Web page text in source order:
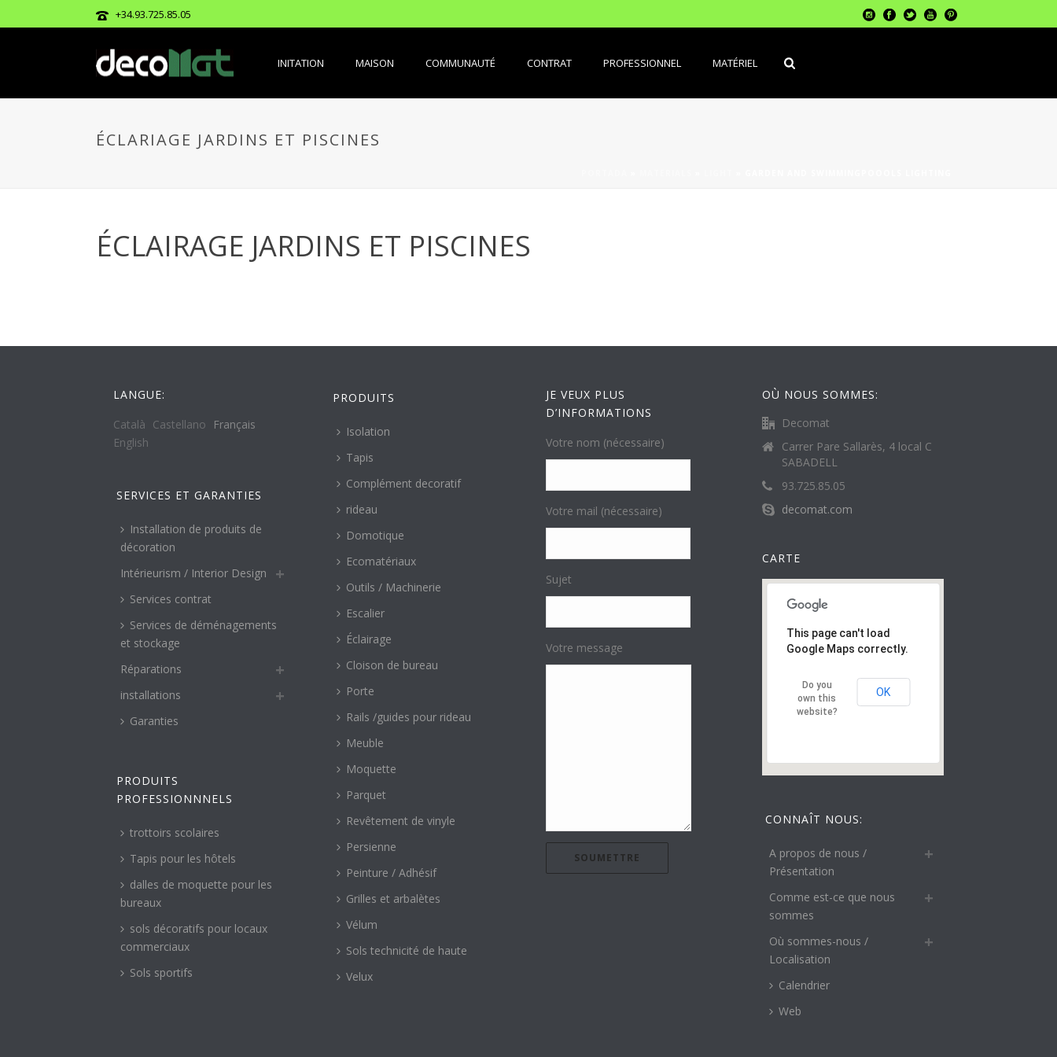
+34.93.725.85.05
INITATION MAISON COMMUNAUTÉ CONTRAT PROFESSIONNEL MATÉRIEL
ÉCLARIAGE JARDINS ET PISCINES
ÉCLAIRAGE JARDINS ET PISCINES
LANGUE:
Català Castellano
Français
English
SERVICES ET GARANTIES
Installation de produits de
décoration
Intérieurism / Interior Design
Services contrat
Services de déménagements
et stockage
Réparations
installations
Garanties
PRODUITS
PROFESSIONNNELS
trottoirs scolaires
Tapis pour les hôtels
dalles de moquette pour les
bureaux
sols décoratifs pour locaux
commerciaux
Sols sportifs
PRODUITS
Isolation
Tapis
Complément decoratif
rideau
Domotique
Ecomatériaux
Outils / Machinerie
Escalier
Éclairage
Cloison de bureau
Porte
Rails /guides pour rideau
Meuble
Moquette
Parquet
Revêtement de vinyle
Persienne
Peinture / Adhésif
Grilles et arbalètes
Vélum
Sols technicité de haute
Velux
JE VEUX PLUS
D’INFORMATIONS
Votre nom (nécessaire)
Votre mail (nécessaire)
Sujet
Votre message
OÙ NOUS SOMMES:
Decomat
Carrer Pare Sallarès, 4 local C
SABADELL
93.725.85.05
decomat.com
CARTE
This page can't load
Google Maps correctly.
Do you
own this
website?
OK
CONNAÎT NOUS:
A propos de nous /
Présentation
Comme est-ce que nous
sommes
Où sommes-nous /
Localisation
Calendrier
Web